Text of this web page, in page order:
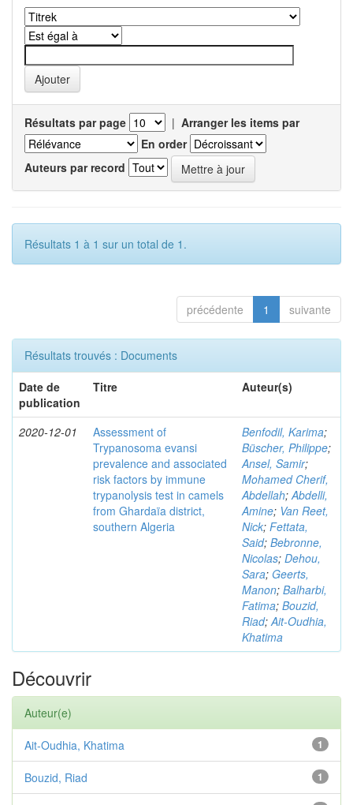
Résultats par page | Arranger les items par
En order
Auteurs par record
Résultats 1 à 1 sur un total de 1.
précédente 1 suivante
Résultats trouvés : Documents
Date de
publication
Titre Auteur(s)
2020-12-01
Assessment of
Trypanosoma evansi
prevalence and associated
risk factors by immune
trypanolysis test in camels
from Ghardaïa district,
southern Algeria
Benfodil, Karima;
Büscher, Philippe;
Ansel, Samir;
Mohamed Cherif,
Abdellah;Abdelli,
Amine; Van Reet,
Nick; Fettata,
Said; Bebronne,
Nicolas; Dehou,
Sara; Geerts,
Manon; Balharbi,
Fatima; Bouzid,
Riad;Ait-Oudhia,
Khatima
Découvrir
Auteur(e)
1
Ait-Oudhia, Khatima
1
Bouzid, Riad